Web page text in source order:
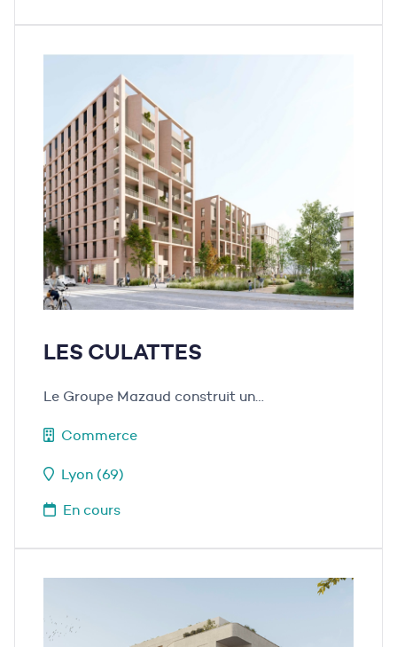
LES CULATTES
Le Groupe Mazaud construit un…
Commerce
Lyon (69)
En cours